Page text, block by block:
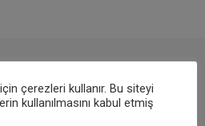
çerezleri kullanır. Bu siteyi
kullanılmasını kabul etmiş